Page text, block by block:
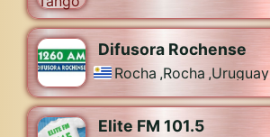
Difusora Rochense
Rocha ,Rocha ,Uruguay
Elite FM 101.5